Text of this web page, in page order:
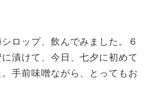
ロップ、飲んでみました。６
漬けて、今日、七夕に初めて
手前味噌ながら、とってもお